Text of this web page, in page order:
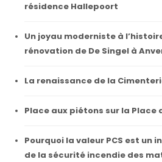
résidence Hallepoort
Un joyau moderniste à
rénovation de De Singel à
La renaissance de la
Place aux piétons sur la Place
Pourquoi la valeur PCS est
de la sécurité incendie des